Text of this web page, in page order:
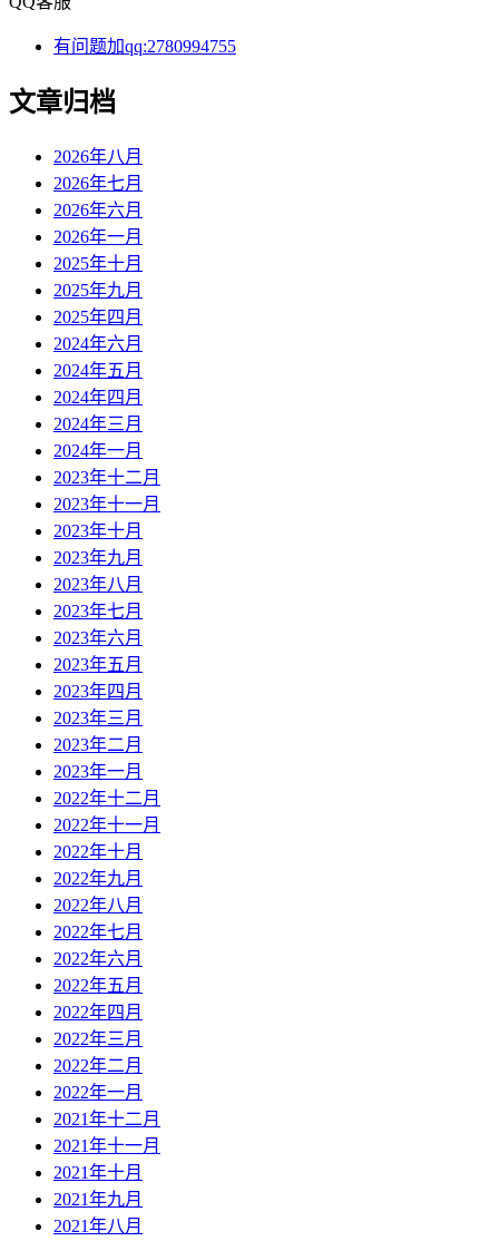
有问题加qq:2780994755
文章归档
2026年八月
2026年七月
2026年六月
2026年一月
2025年十月
2025年九月
2025年四月
2024年六月
2024年五月
2024年四月
2024年三月
2024年一月
2023年十二月
2023年十一月
2023年十月
2023年九月
2023年八月
2023年七月
2023年六月
2023年五月
2023年四月
2023年三月
2023年二月
2023年一月
2022年十二月
2022年十一月
2022年十月
2022年九月
2022年八月
2022年七月
2022年六月
2022年五月
2022年四月
2022年三月
2022年二月
2022年一月
2021年十二月
2021年十一月
2021年十月
2021年九月
2021年八月